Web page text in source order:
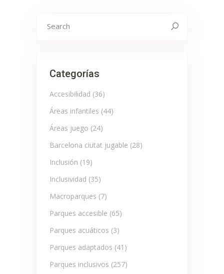
Categorías
Accesibilidad (36)
Áreas infantiles (44)
Áreas juego (24)
Barcelona ciutat jugable (28)
Inclusión (19)
Inclusividad (35)
Macroparques (7)
Parques accesible (65)
Parques acuáticos (3)
Parques adaptados (41)
Parques inclusivos (257)